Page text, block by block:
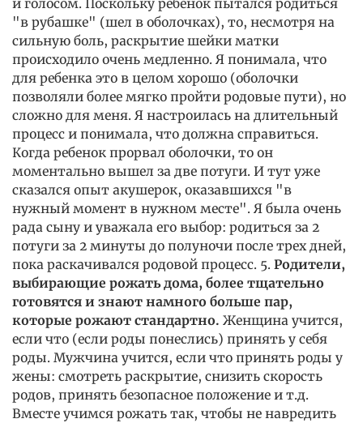
и голосом. Поскольку ребенок пытался родиться
"в рубашке" (шел в оболочках), то, несмотря на
сильную боль, раскрытие шейки матки
происходило очень медленно. Я понимала, что
для ребенка это в целом хорошо (оболочки
позволяли более мягко пройти родовые пути), но
сложно для меня. Я настроилась на длительный
процесс и понимала, что должна справиться.
Когда ребенок прорвал оболочки, то он
моментально вышел за две потуги. И тут уже
сказался опыт акушерок, оказавшихся "в
нужный момент в нужном месте". Я была очень
рада сыну и уважала его выбор: родиться за 2
потуги за 2 минуты до полуночи после трех дней,
пока раскачивался родовой процесс. 5. Родители,
выбирающие рожать дома, более тщательно
готовятся и знают намного больше пар,
которые рожают стандартно. Женщина учится,
если что (если роды понеслись) принять у себя
роды. Мужчина учится, если что принять роды у
жены: смотреть раскрытие, снизить скорость
родов, принять безопасное положение и т.д.
Вместе учимся рожать так, чтобы не навредить